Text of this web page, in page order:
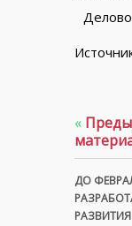
«
ДО
РАЗВИТИЯ